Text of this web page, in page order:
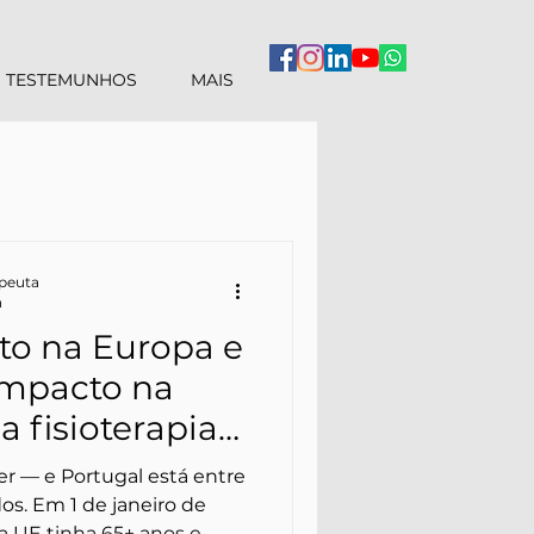
TESTEMUNHOS MAIS
na Europa e
na
fisioterapia
casa)
— e Portugal está entre
Em 1 de janeiro de